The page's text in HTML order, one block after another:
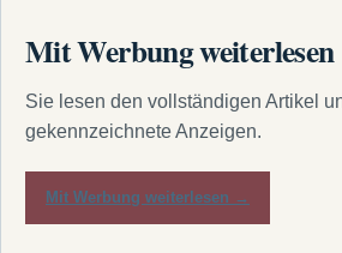
Mit Werbung weiterlesen
Sie lesen den vollständigen Artikel
gekennzeichnete Anzeigen.
Mit Werbung weiterlesen →